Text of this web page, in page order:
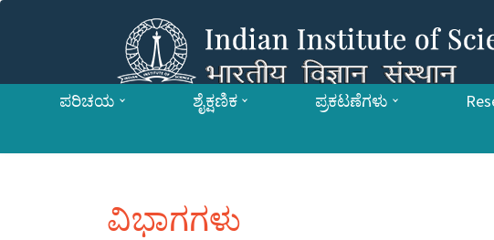
ಪರಿಚಯ ಶೈಕ್ಷಣಿಕ ಪ್ರಕಟಣೆಗಳು
ವಿಭಾಗಗಳು